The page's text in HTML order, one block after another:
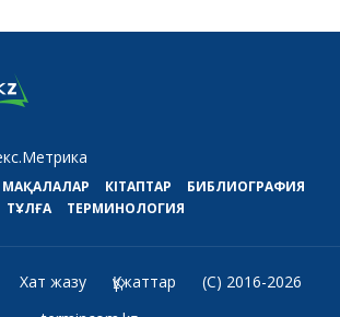
МАҚАЛАЛАР КІТАПТАР
БИБЛИОГРАФИЯ
ТҰЛҒА
ТЕРМИНОЛОГИЯ
Хат жазу Құжаттар
(C) 2016-2026